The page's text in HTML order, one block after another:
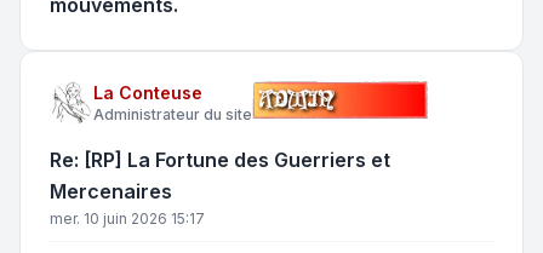
La Conteuse
Administrateur du site
Re: [RP] La Fortune des Guerriers et
Mercenaires
mer. 10 juin 2026 15:17